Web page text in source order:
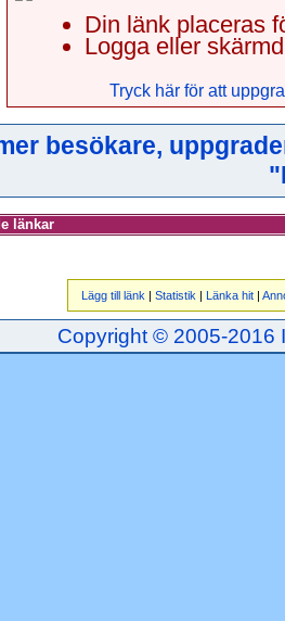
Din länk placeras
Logga eller
Tryck här för att
besökare,
länkar
Lägg till länk | Statistik | Länka hit|
Copyright © 2005-2016